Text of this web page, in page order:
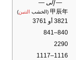
— إلى —
甲辰年 (الخشب التنين)
3821 أو 3761
840–841
2290
1116–1117